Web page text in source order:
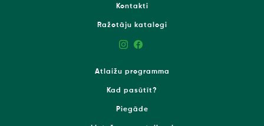
Kontakti
Ražotāju katalogi
Atlaižu programma
Kad pasūtīt?
Piegāde